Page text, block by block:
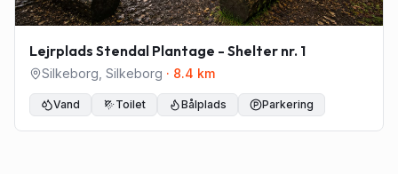
Lejrplads Stendal Plantage - Shelter nr. 1
Silkeborg Silkeborg · 8.4 km
Vand Toilet Bålplads Parkering